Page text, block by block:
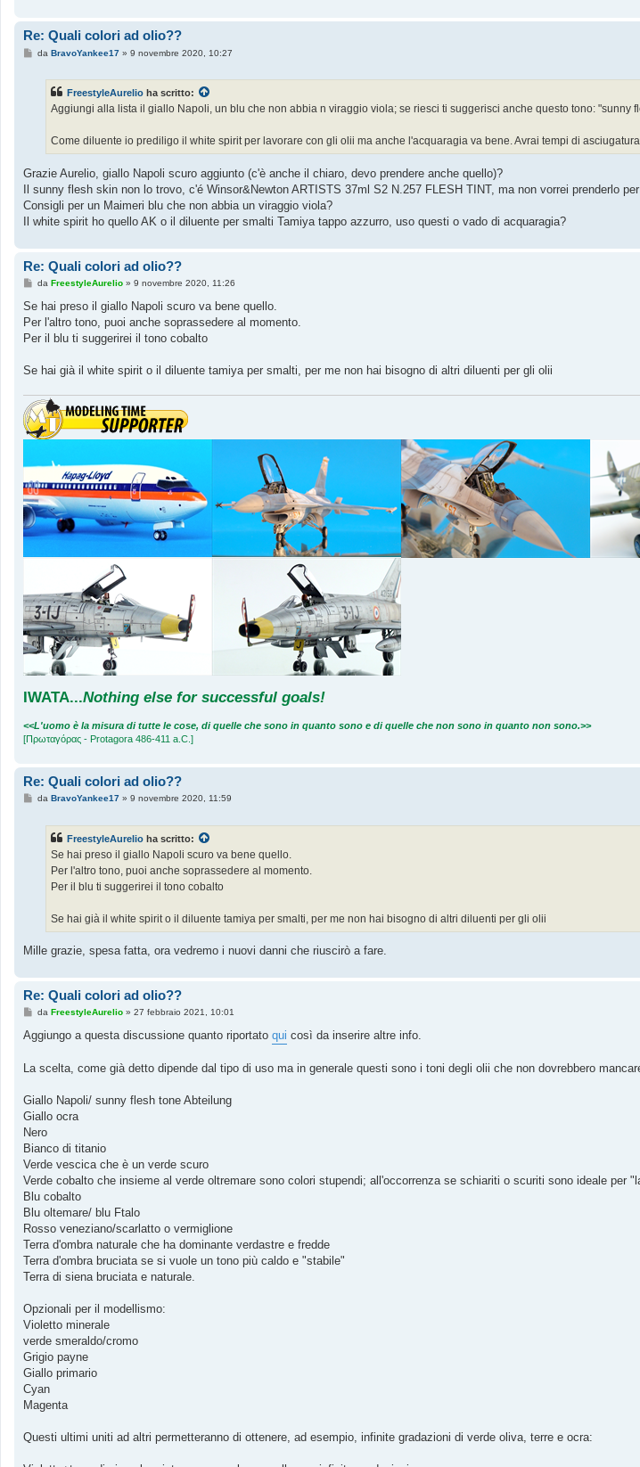
Re: Quali colori ad olio??
Mda BravoYankee17» 9 novembre 2020, 10:27
FreestyleAurelio ha scritto:
Aggiungi alla lista il giallo Napoli, un blu che non abbia n viraggio viola; se riesci ti suggerisci anche questo tono: "sunny
Come diluente io prediligo il white spirit per lavorare con gli olii ma anche l'acquaragia va bene. Avrai tempi di
Grazie Aurelio, giallo Napoli scuro aggiunto (c'è anche il chiaro, devo prendere anche quello)?
Il sunny flesh skin non lo trovo, c'é Winsor&Newton ARTISTS 37ml S2 N.257 FLESH TINT, ma non vorrei prenderlo
Consigli per un Maimeri blu che non abbia un viraggio viola?
Il white spirit ho quello AK o il diluente per smalti Tamiya tappo azzurro, uso questi o vado di acquaragia?
Re: Quali colori ad olio??
M
s
a
g
o
da FreestyleAurelio» 9 novembre 2020, 11:26
Se hai preso il giallo Napoli scuro va bene quello.
Per l'altro tono, puoi anche soprassedere al momento.
Per il blu ti suggerirei il tono cobalto
Se hai già il white spirit o il diluente tamiya per smalti, per me non hai bisogno di altri diluenti per gli olii
IWATA...Nothing else for successful goals!
<<L'uomo è la misura di tutte le cose, di quelle che sono in quanto sono e di quelle che non sono in quanto non sono.>>
[Πρωταγόρας - Protagora 486-411 a.C.]
Re: Quali colori ad olio??
Mda BravoYankee17» 9 novembre 2020, 11:59
FreestyleAurelio ha scritto:
Se hai preso il giallo Napoli scuro va bene quello.
Per l'altro tono, puoi anche soprassedere al momento.
Per il blu ti suggerirei il tono cobalto
Se hai già il white spirit o il diluente tamiya per smalti, per me non hai bisogno di altri diluenti per gli olii
Mille grazie, spesa fatta, ora vedremo i nuovi danni che riuscirò a fare.
Re: Quali colori ad olio??
M
s
s
g
o
da FreestyleAurelio» 27 febbraio 2021, 10:01
Aggiungo a questa discussione quanto riportato qui così da inserire altre info.
La scelta, come già detto dipende dal tipo di uso ma in generale questi sono i toni degli olii che non dovrebbero
Giallo Napoli/ sunny flesh tone Abteilung
Giallo ocra
Nero
Bianco di titanio
Verde vescica che è un verde scuro
Verde cobalto che insieme al verde oltremare sono colori stupendi; all'occorrenza se schiariti o scuriti sono ideale per
Blu cobalto
Blu oltemare/ blu Ftalo
Rosso veneziano/scarlatto o vermiglione
Terra d'ombra naturale che ha dominante verdastre e fredde
Terra d'ombra bruciata se si vuole un tono più caldo e "stabile"
Terra di siena bruciata e naturale.
Opzionali per il modellismo:
Violetto minerale
verde smeraldo/cromo
Grigio payne
Giallo primario
Cyan
Magenta
Questi ultimi uniti ad altri permetteranno di ottenere, ad esempio, infinite gradazioni di verde oliva, terre e ocra: